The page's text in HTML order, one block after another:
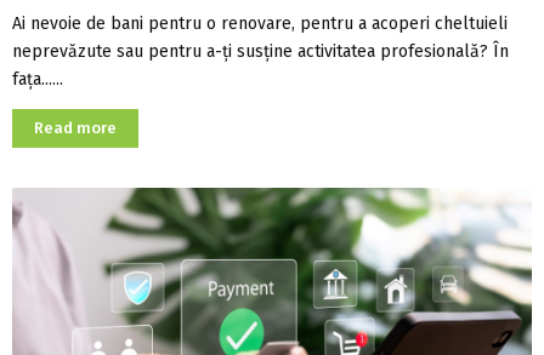
Ai nevoie de bani pentru o renovare, pentru a acoperi cheltuieli
neprevăzute sau pentru a-ți susține activitatea profesională? În
fața......
Read more